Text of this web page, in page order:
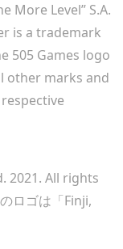
More Level” S.A.
is a trademark
505 Games logo
other marks and
2021. All rights
ロゴは「Finji,